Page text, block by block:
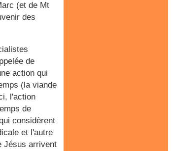
(et de Mt
des
de
action qui
(la viande
l'action
de
considèrent
et l'autre
Jésus arrivent